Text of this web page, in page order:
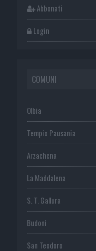
Abbonati
Login
COMUNI
Olbia
Tempio Pausania
Arzachena
La Maddalena
S. T. Gallura
Budoni
San Teodoro